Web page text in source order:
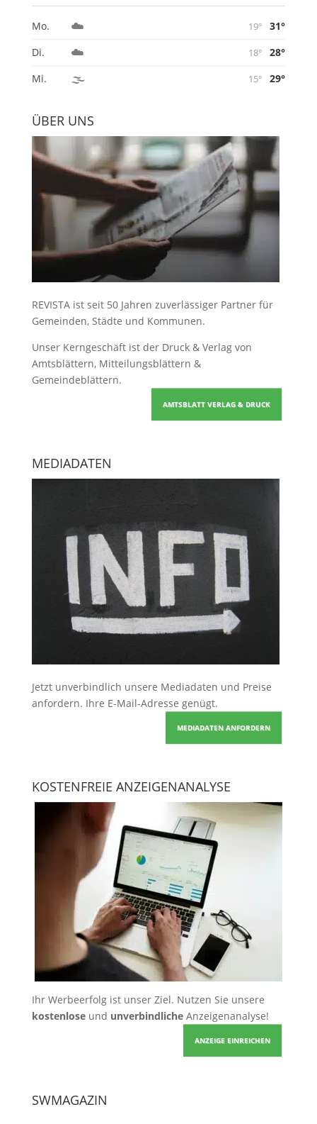
Mo. ☁️ 19°
31°
Di.
☁️ 18°
28°
Mi.
🌫️ 15° 29°
ÜBER UNS
REVISTA ist seit 50 Jahren zuverlässiger Partner für
Gemeinden, Städte und Kommunen.
Unser Kerngeschäft ist der Druck & Verlag von
Amtsblättern, Mitteilungsblättern &
Gemeindeblättern.
AMTSBLATT VERLAG & DRUCK
MEDIADATEN
Jetzt unverbindlich unsere Mediadaten und Preise
anfordern. Ihre E-Mail-Adresse genügt.
MEDIADATEN ANFORDERN
KOSTENFREIE ANZEIGENANALYSE
Ihr Werbeerfolg ist unser Ziel. Nutzen Sie unsere
kostenloseund unverbindlicheAnzeigenanalyse!
ANZEIGE EINREICHEN
SWMAGAZIN